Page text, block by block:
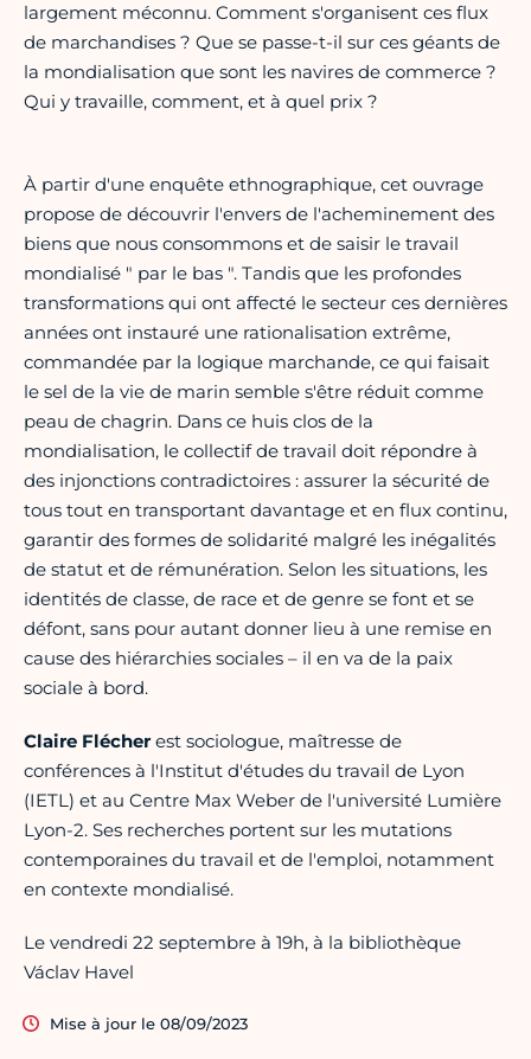
largement méconnu. Comment s'organisent ces flux
de marchandises ? Que se passe-t-il sur ces géants de
la mondialisation que sont les navires de commerce ?
Qui y travaille, comment, et à quel prix ?
À partir d'une enquête ethnographique, cet ouvrage
propose de découvrir l'envers de l'acheminement des
biens que nous consommons et de saisir le travail
mondialisé " par le bas ". Tandis que les profondes
transformations qui ont affecté le secteur ces dernières
années ont instauré une rationalisation extrême,
commandée par la logique marchande, ce qui faisait
le sel de la vie de marin semble s'être réduit comme
peau de chagrin. Dans ce huis clos de la
mondialisation, le collectif de travail doit répondre à
des injonctions contradictoires : assurer la sécurité de
tous tout en transportant davantage et en flux continu,
garantir des formes de solidarité malgré les inégalités
de statut et de rémunération. Selon les situations, les
identités de classe, de race et de genre se font et se
défont, sans pour autant donner lieu à une remise en
cause des hiérarchies sociales – il en va de la paix
sociale à bord.
Claire Flécherest sociologue, maîtresse de
conférences à l'Institut d'études du travail de Lyon
(IETL) et au Centre Max Weber de l'université Lumière
Lyon-2. Ses recherches portent sur les mutations
contemporaines du travail et de l'emploi, notamment
en contexte mondialisé.
Le vendredi 22 septembre à 19h, à la bibliothèque
Václav Havel
Mise à jour le 08/09/2023